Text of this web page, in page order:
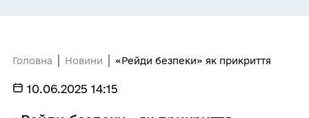
Головна Новини «Рейди безпеки» як прикриття
10.06.2025 14:15